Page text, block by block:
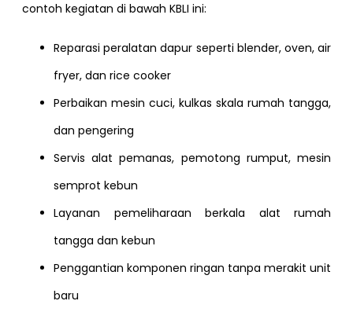
contoh kegiatan di bawah KBLI ini:
Reparasi peralatan dapur seperti blender, oven, air
fryer, dan rice cooker
Perbaikan mesin cuci, kulkas skala rumah tangga,
dan pengering
Servis alat pemanas, pemotong rumput, mesin
semprot kebun
Layanan pemeliharaan berkala alat rumah
tangga dan kebun
Penggantian komponen ringan tanpa merakit unit
baru